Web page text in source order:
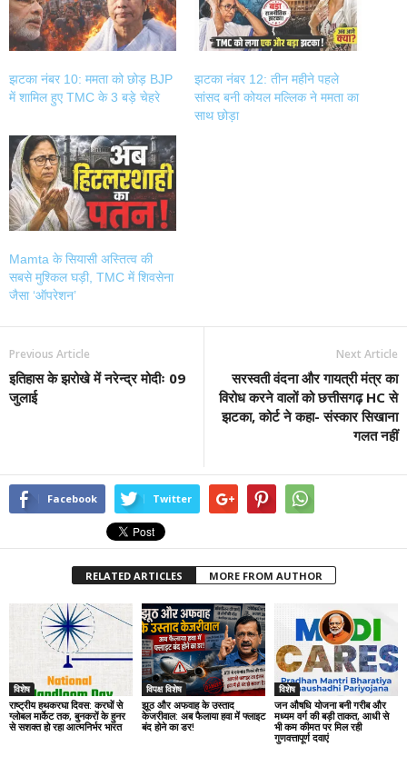
झटका नंबर 10: ममता को छोड़ BJP
में शामिल हुए TMC के 3 बड़े चेहरे
झटका नंबर 12: तीन महीने पहले
सांसद बनी कोयल मल्लिक ने ममता का
साथ छोड़ा
Mamta के सियासी अस्तित्व की
सबसे मुश्किल घड़ी, TMC में शिवसेना
जैसा ‘ऑपरेशन’
Previous Article
इतिहास के झरोखे में नरेन्द्र मोदीः 09
जुलाई
Next Article
सरस्वती वंदना और गायत्री मंत्र का
विरोध करने वालों को छत्तीसगढ़ HC से
झटका, कोर्ट ने कहा- संस्कार सिखाना
गलत नहीं
Facebook Twitter
RELATED ARTICLES MORE FROM AUTHOR
विशेष
राष्ट्रीय हथकरघा दिवस: करघों से
ग्लोबल मार्केट तक, बुनकरों के हुनर
से सशक्त हो रहा आत्मनिर्भर भारत
विपक्ष विशेष
झूठ और अफवाह के उस्ताद
केजरीवाल: अब फैलाया हवा में फ्लाइट
बंद होने का डर!
विशेष
जन औषधि योजना बनी गरीब और
मध्यम वर्ग की बड़ी ताकत, आधी से
भी कम कीमत पर मिल रही
गुणवत्तापूर्ण दवाएं